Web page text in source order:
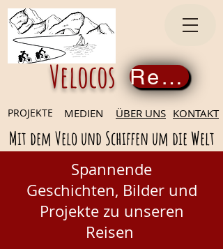
Velocos
Spannende
Geschichten, Bilder und
Projekte zu unseren
Reisen
Mit dem Velo und Schiffen um die Welt
Register now
PROJEKTE MEDIEN ÜBER UNS KONTAKT